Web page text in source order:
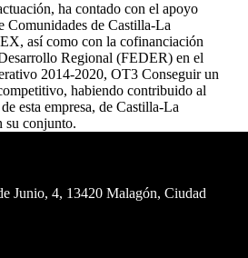
ha contado con el apoyo
Comunidades de Castilla-La
así como con la cofinanciación
Regional (FEDER) en el
2014-2020, OT3 Conseguir un
habiendo contribuido al
esta empresa, de Castilla-La
su conjunto.
Junio, 4, 13420 Malagón, Ciudad